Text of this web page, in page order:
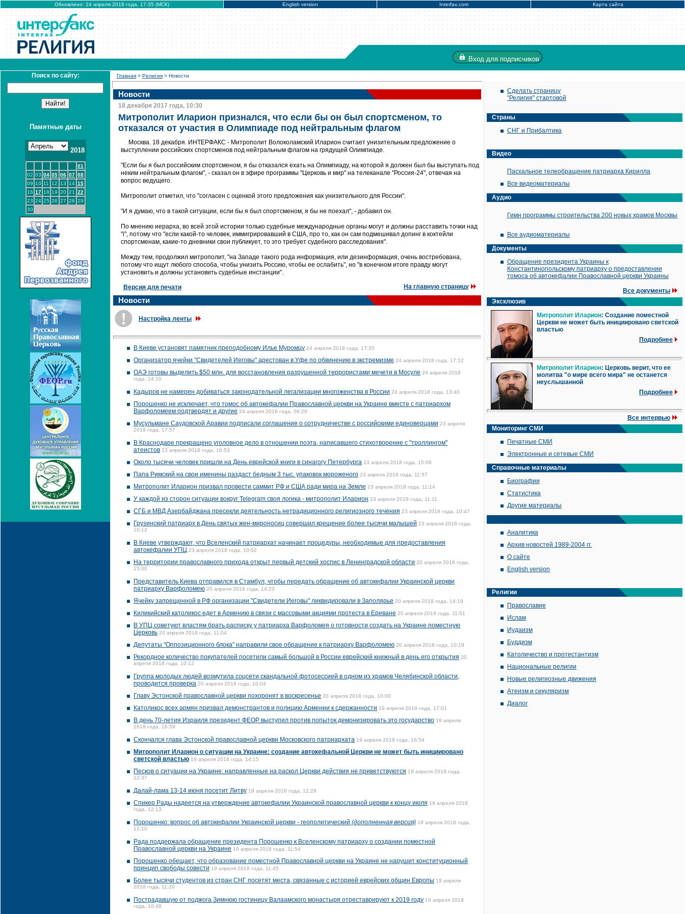
Обновлено: 24 апреля 2018 года, 17:35 (МСК) English version Interfax.com Карта сайта
Вход для подписчиков
Поиск по сайту:
Памятные даты
2018
01
02 03 04 05 06 07 08
09 10 11 12 13 14 15
16 17 18 19 20 21
22
23 24 25 26 27 28 29
30
Главная > Религия > Новости
Новости
18 декабря 2017 года, 10:30
Митрополит Иларион признался, что если бы он был спортсменом, то
отказался от участия в Олимпиаде под нейтральным флагом
Москва. 18 декабря. ИНТЕРФАКС - Митрополит Волоколамский Иларион считает унизительным предложение о
выступлении российских спортсменов под нейтральным флагом на грядущей Олимпиаде.
"Если бы я был российским спортсменом, я бы отказался ехать на Олимпиаду, на которой я должен был бы выступать под
неким нейтральным флагом", - сказал он в эфире программы "Церковь и мир" на телеканале "Россия-24", отвечая на
вопрос ведущего.
Митрополит отметил, что "согласен с оценкой этого предложения как унизительного для России".
"И я думаю, что в такой ситуации, если бы я был спортсменом, я бы не поехал", - добавил он.
По мнению иерарха, во всей этой истории только судебные международные органы могут и должны расставить точки над
"i", потому что "если какой-то человек, иммигрировавший в США, про то, как он сам подмешивал допинг в коктейли
спортсменам, какие-то дневники свои публикует, то это требует судебного расследования".
Между тем, продолжил митрополит, "на Западе такого рода информация, или дезинформация, очень востребована,
потому что ищут любого способа, чтобы унизить Россию, чтобы ее ослабить", но "в конечном итоге правду могут
установить и должны установить судебные инстанции".
Версия для печати На главную страницу
Новости
Настройка ленты
В Киеве установят памятник преподобному Илье Муромцу 24 апреля 2018 года, 17:35
Организатор ячейки "Свидетелей Иеговы" арестован в Уфе по обвинению в экстремизме 24 апреля 2018 года, 17:12
ОАЭ готовы выделить $50 млн. для восстановления разрушенной террористами мечети в Мосуле 24 апреля 2018
года, 14:10
Кадыров не намерен добиваться законодательной легализации многоженства в России 24 апреля 2018 года, 13:40
Порошенко не исключает, что томос об автокефалии Православной церкви на Украине вместе с патриархом
Варфоломеем подтвердят и другие 24 апреля 2018 года, 09:29
Мусульмане Саудовской Аравии подписали соглашение о сотрудничестве с российскими единоверцами 23 апреля
2018 года, 17:57
В Краснодаре прекращено уголовное дело в отношении поэта, написавшего стихотворение с "троллингом"
атеистов 23 апреля 2018 года, 16:53
Около тысячи человек пришли на День еврейской книги в синагогу Петербурга 23 апреля 2018 года, 15:06
Папа Римский на свои именины раздаст бедным 3 тыс. упаковок мороженого 23 апреля 2018 года, 11:57
Митрополит Иларион призвал провести саммит РФ и США ради мира на Земле 23 апреля 2018 года, 11:14
У каждой из сторон ситуации вокруг Telegram своя логика - митрополит Иларион 23 апреля 2018 года, 11:11
СГБ и МВД Азербайджана пресекли деятельность нетрадиционного религиозного течения 23 апреля 2018 года, 10:47
Грузинский патриарх в День святых жен-мироносиц совершил крещение более тысячи малышей 23 апреля 2018 года,
10:12
В Киеве утверждают, что Вселенский патриархат начинает процедуры, необходимые для предоставления
автокефалии УПЦ 23 апреля 2018 года, 10:02
На территории православного прихода открыт первый детский хоспис в Ленинградской области 20 апреля 2018 года,
15:00
Представитель Киева отправился в Стамбул, чтобы передать обращение об автокефалии Украинской церкви
патриарху Варфоломею 20 апреля 2018 года, 14:23
Ячейку запрещенной в РФ организации "Свидетели Иеговы" ликвидировали в Заполярье 20 апреля 2018 года, 14:19
Киликийский католикос едет в Армению в связи с массовыми акциями протеста в Ереване 20 апреля 2018 года, 11:51
В УПЦ советуют властям брать расписку у патриарха Варфоломея о готовности создать на Украине поместную
Церковь 20 апреля 2018 года, 11:04
Депутаты "Оппозиционного блока" направили свое обращение к патриарху Варфоломею 20 апреля 2018 года, 10:19
Рекордное количество покупателей посетили самый большой в России еврейский книжный в день его открытия 20
апреля 2018 года, 10:12
Группа молодых людей возмутила соцсети скандальной фотосессией в одном из храмов Челябинской области,
проводится проверка 20 апреля 2018 года, 10:04
Главу Эстонской православной церкви похоронят в воскресенье 20 апреля 2018 года, 10:00
Католикос всех армян призвал демонстрантов и полицию Армении к сдержанности 19 апреля 2018 года, 17:01
В день 70-летия Израиля президент ФЕОР выступил против попыток демонизировать это государство 19 апреля
2018 года, 16:59
Скончался глава Эстонской православной церкви Московского патриархата 19 апреля 2018 года, 16:54
Митрополит Иларион о ситуации на Украине: создание автокефальной Церкви не может быть инициировано
светской властью 19 апреля 2018 года, 14:15
Песков о ситуации на Украине: направленные на раскол Церкви действия не приветствуются 19 апреля 2018 года,
12:37
Далай-лама 13-14 июня посетит Литву 19 апреля 2018 года, 12:29
Спикер Рады надеется на утверждение автокефалии Украинской православной церкви к концу июля 19 апреля 2018
года, 12:13
Порошенко: вопрос об автокефалии Украинской церкви - геополитический (дополненная версия) 19 апреля 2018 года,
12:10
Рада поддержала обращение президента Порошенко к Вселенскому патриарху о создании поместной
Православной церкви на Украине 19 апреля 2018 года, 11:54
Порошенко обещает, что образование поместной Православной церкви на Украине не нарушит конституционный
принцип свободы совести 19 апреля 2018 года, 11:45
Более тысячи студентов из стран СНГ посетят места, связанные с историей еврейских общин Европы 19 апреля
2018 года, 11:20
Пострадавшую от поджога Зимнюю гостиницу Валаамского монастыря отреставрируют к 2019 году 19 апреля 2018
года, 10:48
Сделать страницу
"Религия" стартовой
Страны
СНГ и Прибалтика
Видео
Пасхальное телеобращение патриарха Кирилла
Все видеоматериалы
Аудио
Гимн программы строительства 200 новых храмов Москвы
Все аудиоматериалы
Документы
Обращение президента Украины к
Константинопольскому патриарху о предоставлении
томоса об автокефалии Православной церкви Украины
Все документы
Эксклюзив
Митрополит Иларион: Создание поместной
Церкви не может быть инициировано светской
властью
Подробнее
Митрополит Иларион: Церковь верит, что ее
молитва "о мире всего мира" не останется
неуслышанной
Подробнее
Все интервью
Мониторинг СМИ
Печатные СМИ
Электронные и сетевые СМИ
Справочные материалы
Биографии
Статистика
Другие материалы
Аналитика
Архив новостей 1989-2004 гг.
О сайте
English version
Религии
Православие
Ислам
Иудаизм
Буддизм
Католичество и протестантизм
Национальные религии
Новые религиозные движения
Атеизм и секуляризм
Диалог